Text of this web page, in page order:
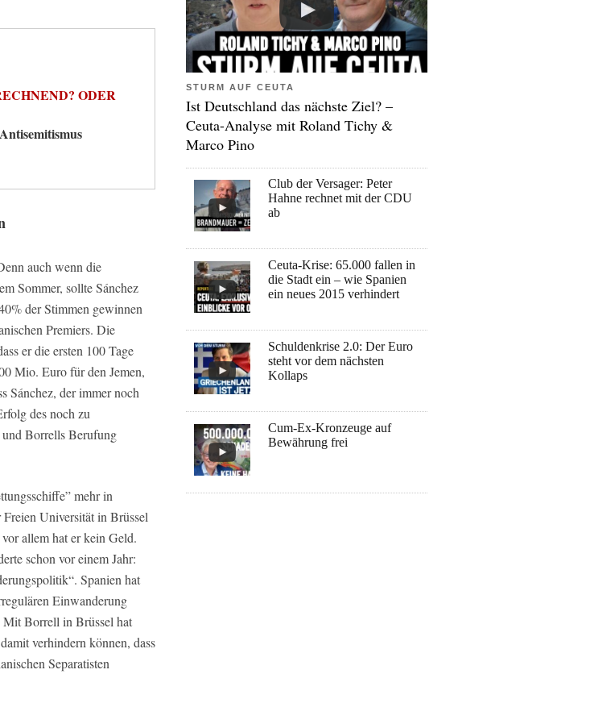
ODER
auch wenn die
Sommer, sollte Sánchez
der Stimmen gewinnen
Premiers. Die
er die ersten 100 Tage
Mio. Euro für den Jemen,
Sánchez, der immer noch
des noch zu
und Borrells Berufung
mehr in
Freien Universität in Brüssel
allem hat er kein Geld.
schon vor einem Jahr:
Spanien hat
Einwanderung
Mit Borrell in Brüssel hat
verhindern können, dass
Separatisten
STURM AUF CEUTA
Ist Deutschland das nächste Ziel? –
Ceuta-Analyse mit Roland Tichy &
Marco Pino
Club der Versager: Peter
Hahne rechnet mit der CDU
ab
Ceuta-Krise: 65.000 fallen in
die Stadt ein – wie Spanien
ein neues 2015 verhindert
Schuldenkrise 2.0: Der Euro
steht vor dem nächsten
Kollaps
Cum-Ex-Kronzeuge auf
Bewährung frei